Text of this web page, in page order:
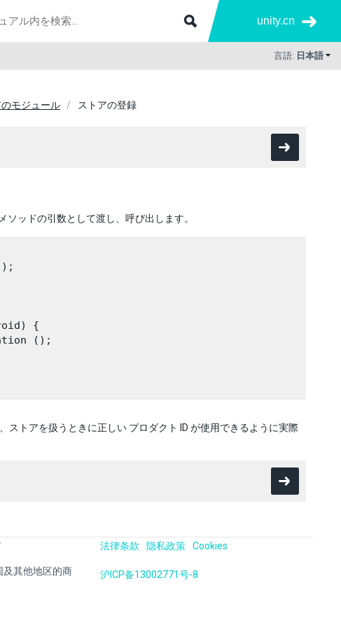
unity.cn
言語: 日本語
のモジュール ストアの登録
メソッドの引数として渡し、呼び出します。
{
();
トアを扱うときに正しい プロダクト ID が使用できるように実際
及其他地区的商
法律条款 隐私政策 Cookies
沪ICP备13002771号-8